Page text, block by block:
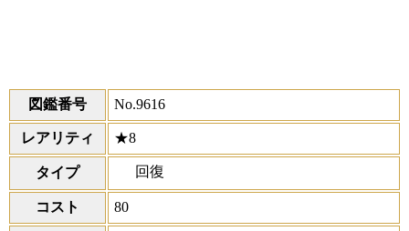
図鑑番号 No.9616
レアリティ ★8
タイプ 回復
コスト 80